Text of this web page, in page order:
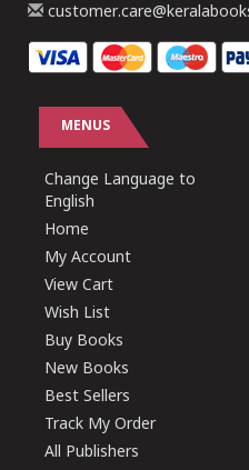
MENUS
Change Language to
English
Home
My Account
View Cart
Wish List
Buy Books
New Books
Best Sellers
Track My Order
All Publishers